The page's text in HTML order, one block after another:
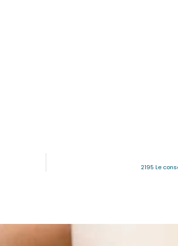
2195 Le
des Maltraitances
RS7202 – 100 % à distance